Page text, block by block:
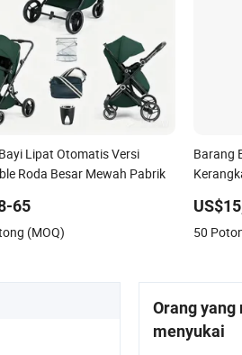
Lipat Otomatis Versi
Roda Besar Mewah Pabrik
65
(MOQ)
Barang
50
Orang
menyukai